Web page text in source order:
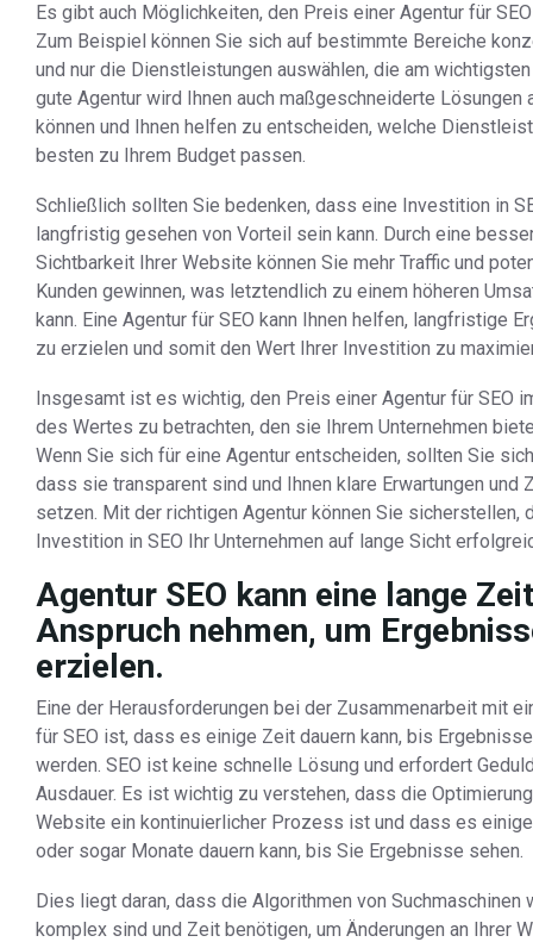
Es gibt auch Möglichkeiten, den Preis einer Agentur für
Zum Beispiel können Sie sich auf bestimmte Bereiche
und nur die Dienstleistungen auswählen, die am
gute Agentur wird Ihnen auch maßgeschneiderte Lösungen
können und Ihnen helfen zu entscheiden, welche
besten zu Ihrem Budget passen.
Schließlich sollten Sie bedenken, dass eine Investition in
langfristig gesehen von Vorteil sein kann. Durch eine
Sichtbarkeit Ihrer Website können Sie mehr Traffic und
Kunden gewinnen, was letztendlich zu einem höheren
kann. Eine Agentur für SEO kann Ihnen helfen, langfristige
zu erzielen und somit den Wert Ihrer Investition zu
Insgesamt ist es wichtig, den Preis einer Agentur für SEO
des Wertes zu betrachten, den sie Ihrem Unternehmen
Wenn Sie sich für eine Agentur entscheiden, sollten Sie
dass sie transparent sind und Ihnen klare Erwartungen und
setzen. Mit der richtigen Agentur können Sie sicherstellen,
Investition in SEO Ihr Unternehmen auf lange Sicht
Agentur SEO kann eine lange
Anspruch nehmen, um
erzielen.
Eine der Herausforderungen bei der Zusammenarbeit mit
für SEO ist, dass es einige Zeit dauern kann, bis
werden. SEO ist keine schnelle Lösung und erfordert
Ausdauer. Es ist wichtig zu verstehen, dass die
Website ein kontinuierlicher Prozess ist und dass es
oder sogar Monate dauern kann, bis Sie Ergebnisse sehen.
Dies liegt daran, dass die Algorithmen von Suchmaschinen
komplex sind und Zeit benötigen, um Änderungen an Ihrer